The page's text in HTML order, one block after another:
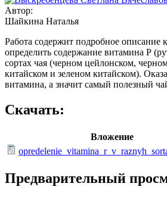
Автор:
Шайкина Наталья
Работа содержит подробное описание
определить содержание витамина Р
сортах чая (черном цейлонском,
китайском и зеленом китайском).
витамина, а значит самый полезный
Скачать:
Вложение
Предварительный